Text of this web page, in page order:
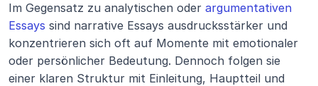
Im Gegensatz zu analytischen oder argumentativen
Essays sind narrative Essays ausdrucksstärker und
konzentrieren sich oft auf Momente mit emotionaler
oder persönlicher Bedeutung. Dennoch folgen sie
einer klaren Struktur mit Einleitung, Hauptteil und